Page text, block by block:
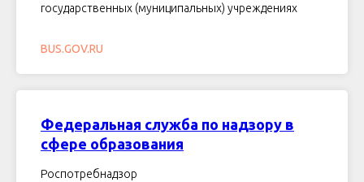
государственных (муниципальных) учреждениях
BUS.GOV.RU
Федеральная служба по надзору в
сфере образования
Роспотребнадзор